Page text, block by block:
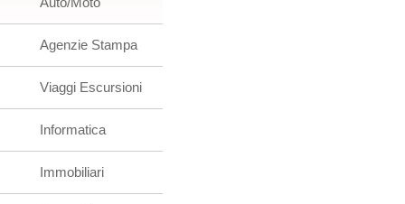
Agenzie Stampa
Viaggi Escursioni
Informatica
Immobiliari